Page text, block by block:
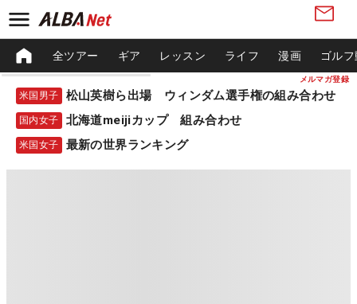
メルマガ登録
全ツアー ギア レッスン ライフ 漫画 ゴル
米国男子 松山英樹ら出場 ウィンダム選手権の組み合わせ
国内女子 北海道meijiカップ 組み合わせ
米国女子 最新の世界ランキング